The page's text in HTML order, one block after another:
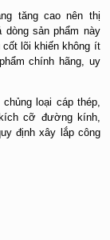
tăng cao nên thị
dòng sản phẩm này
lõi khiến không ít
chính hãng, uy
loại cáp thép,
cỡ đường kính,
định xây lắp công